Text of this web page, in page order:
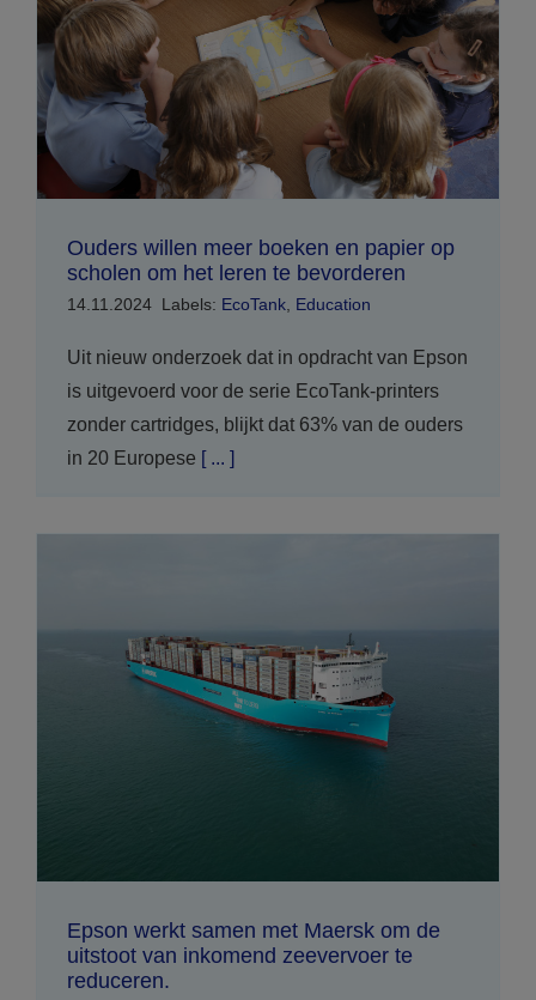
Ouders willen meer boeken en papier op
scholen om het leren te bevorderen
14.11.2024 Labels: EcoTank, Education
Uit nieuw onderzoek dat in opdracht van Epson
is uitgevoerd voor de serie EcoTank-printers
zonder cartridges, blijkt dat 63% van de ouders
in 20 Europese [ ... ]
Epson werkt samen met Maersk om de
uitstoot van inkomend zeevervoer te
reduceren.